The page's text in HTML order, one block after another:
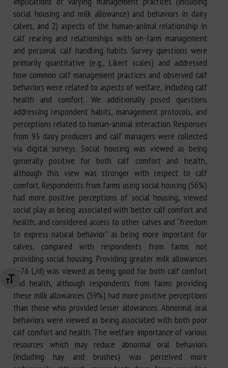
Changer la taille de la police
social housing and milk allowance) and behaviors in dairy
calves, and 2) aspects of the human-animal relationship in
calf rearing and relationships with on-farm management
and personal calf handling habits. Survey questions were
primarily quantitative (e.g., Likert scales) and addressed
how common calf management practices and observed calf
behaviors were related to aspects of welfare, including calf
health and comfort. We additionally posed questions
addressing respondent habits, management protocols, and
perceptions related to human-animal interaction. Responses
from 93 dairy producers and calf managers were collected
via digital surveys. Social housing was viewed as being
generally positive for both calf comfort and health,
although this view was stronger with respect to calf
comfort. Respondents from farms using social housing (56%)
had more positive perceptions of social housing, viewed
social play as being associated with better calf comfort and
health, and considered access to other calves and “freedom
to express natural behavior” as being more important for
calves, compared with respondents from farms not
providing social housing. Providing greater milk allowances
(≥7.6 L/d) was viewed as being good for both calf comfort
and health, although respondents from farms providing
these milk allowances (59%) had more positive perceptions
than those who provided lesser allowances. Abnormal oral
behaviors were viewed as being associated with both poor
calf comfort and health. The welfare importance of various
resources which may reduce abnormal oral behaviors
(including hay and brushes) was perceived more